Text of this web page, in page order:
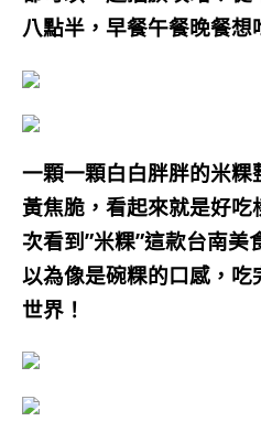
八點半，早餐午餐晚餐想
一顆一顆白白胖胖的米
黃焦脆，看起來就是好
次看到”米粿”這款台南
以為像是碗粿的口感，
世界！